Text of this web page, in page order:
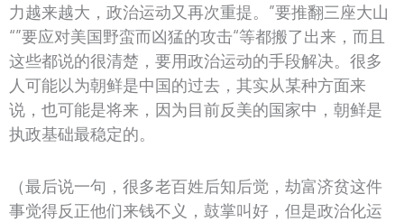
力越来越大，政治运动又再次重提。”要推翻三座大山
“”要应对美国野蛮而凶猛的攻击“等都搬了出来，而且
这些都说的很清楚，要用政治运动的手段解决。很多
人可能以为朝鲜是中国的过去，其实从某种方面来
说，也可能是将来，因为目前反美的国家中，朝鲜是
执政基础最稳定的。
（最后说一句，很多老百姓后知后觉，劫富济贫这件
事觉得反正他们来钱不义，鼓掌叫好，但是政治化运